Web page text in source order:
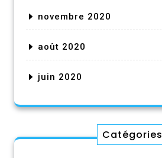
novembre 2020
août 2020
juin 2020
Catégories